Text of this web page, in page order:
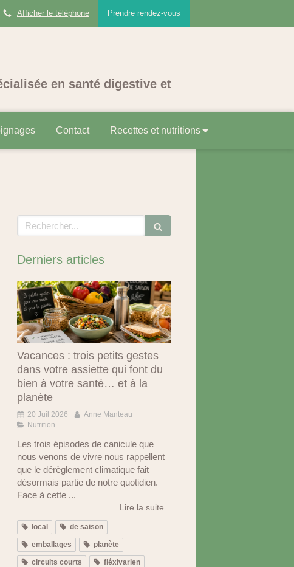
Prendre rendez-vous
Afficher le téléphone
en santé digestive et
Contact Recettes et nutritions
Rechercher
Derniers articles
Vacances : trois petits gestes
dans votre assiette qui font du
bien à votre santé… et à la
planète
20 Juil 2026
Anne Manteau
Nutrition
Les trois épisodes de canicule que
nous venons de vivre nous rappellent
que le dérèglement climatique fait
désormais partie de notre quotidien.
Face à cette ...
Lire la suite...
local de saison
emballages planète
circuits courts fléxivarien